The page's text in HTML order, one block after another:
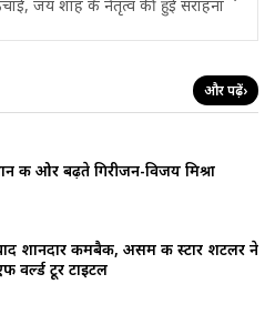
जय शाह के नेतृत्व की हुई सराहना
और पढ़ें›
की ओर बढ़ते गिरीजन-विजय मिश्रा
शानदार कमबैक, असम की स्टार शटलर ने
वर्ल्ड टूर टाइटल